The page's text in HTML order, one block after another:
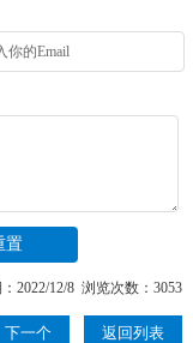
2022/12/8 浏览次数：3053
下一个 返回列表